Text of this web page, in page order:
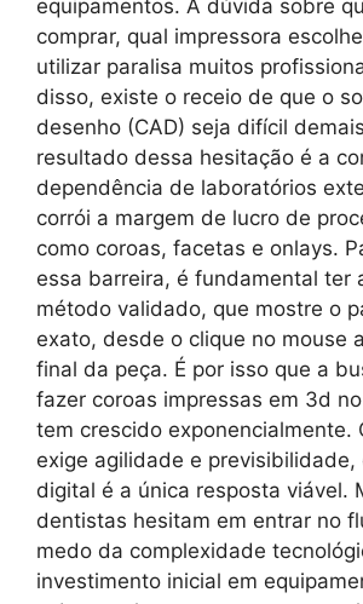
equipamentos. A dúvida sobre
comprar, qual impressora
utilizar paralisa muitos
disso, existe o receio de que o
desenho (CAD) seja difícil
resultado dessa hesitação é a
dependência de laboratórios
corrói a margem de lucro de
como coroas, facetas e onlays.
essa barreira, é fundamental ter
método validado, que mostre o
exato, desde o clique no mouse
final da peça. É por isso que a
fazer coroas impressas em 3d
tem crescido exponencialmente.
exige agilidade e previsibilidade,
digital é a única resposta viável.
dentistas hesitam em entrar no
medo da complexidade
investimento inicial em